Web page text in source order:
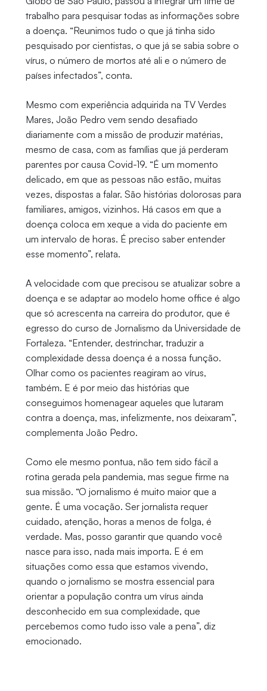
trabalho para pesquisar todas as informações sobre
a doença. “Reunimos tudo o que já tinha sido
pesquisado por cientistas, o que já se sabia sobre o
vírus, o número de mortos até ali e o número de
países infectados”, conta.
Mesmo com experiência adquirida na TV Verdes
Mares, João Pedro vem sendo desafiado
diariamente com a missão de produzir matérias,
mesmo de casa, com as famílias que já perderam
parentes por causa Covid-19. “É um momento
delicado, em que as pessoas não estão, muitas
vezes, dispostas a falar. São histórias dolorosas para
familiares, amigos, vizinhos. Há casos em que a
doença coloca em xeque a vida do paciente em
um intervalo de horas. É preciso saber entender
esse momento”, relata.
A velocidade com que precisou se atualizar sobre a
doença e se adaptar ao modelo home office é algo
que só acrescenta na carreira do produtor, que é
egresso do curso de Jornalismo da Universidade de
Fortaleza. “Entender, destrinchar, traduzir a
complexidade dessa doença é a nossa função.
Olhar como os pacientes reagiram ao vírus,
também. E é por meio das histórias que
conseguimos homenagear aqueles que lutaram
contra a doença, mas, infelizmente, nos deixaram”,
complementa João Pedro.
Como ele mesmo pontua, não tem sido fácil a
rotina gerada pela pandemia, mas segue firme na
sua missão. “O jornalismo é muito maior que a
gente. É uma vocação. Ser jornalista requer
cuidado, atenção, horas a menos de folga, é
verdade. Mas, posso garantir que quando você
nasce para isso, nada mais importa. E é em
situações como essa que estamos vivendo,
quando o jornalismo se mostra essencial para
orientar a população contra um vírus ainda
desconhecido em sua complexidade, que
percebemos como tudo isso vale a pena”, diz
emocionado.